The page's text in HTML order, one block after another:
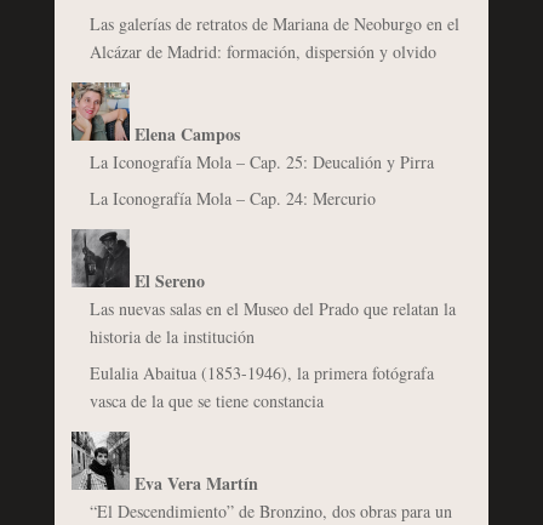
Las galerías de retratos de Mariana de Neoburgo en el
Alcázar de Madrid: formación, dispersión y olvido
Elena Campos
La Iconografía Mola – Cap. 25: Deucalión y Pirra
La Iconografía Mola – Cap. 24: Mercurio
El Sereno
Las nuevas salas en el Museo del Prado que relatan la
historia de la institución
Eulalia Abaitua (1853-1946), la primera fotógrafa
vasca de la que se tiene constancia
Eva Vera Martín
“El Descendimiento” de Bronzino, dos obras para un